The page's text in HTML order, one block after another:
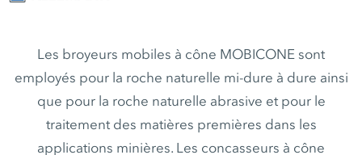
Les broyeurs mobiles à cône MOBICONE sont
employés pour la roche naturelle mi-dure à dure ainsi
que pour la roche naturelle abrasive et pour le
traitement des matières premières dans les
applications minières. Les concasseurs à cône